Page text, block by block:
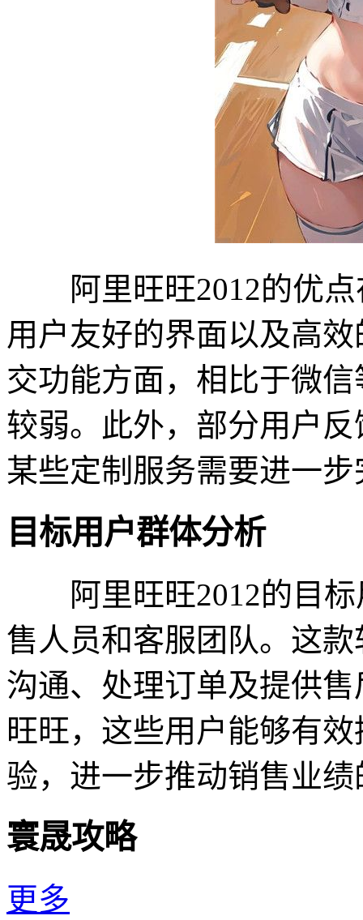
阿里旺旺2012的优点
用户友好的界面以及高
交功能方面，相比于微
较弱。此外，部分用户
某些定制服务需要进一步
目标用户群体分析
阿里旺旺2012的目标
售人员和客服团队。这
沟通、处理订单及提供
旺旺，这些用户能够有
验，进一步推动销售业
寰晟攻略
更多